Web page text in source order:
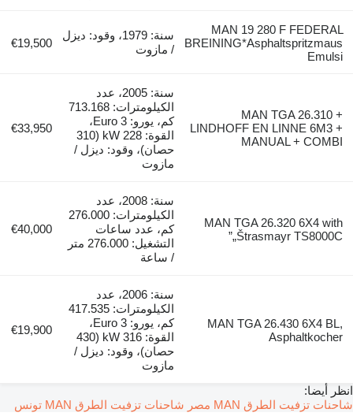
MAN 19 280 F FEDERAL
BREINING*Asphaltspritzmaus
Emulsi
سنة: 1979، وقود: ديزل
/ مازوت
€19,500
MAN TGA 26.310 +
LINDHOFF EN LINNE 6M3 +
MANUAL + COMBI
سنة: 2005، عدد
الكيلومترات: 713.168
كم، يورو: Euro 3،
القوة: 228 kW (310
حصان)، وقود: ديزل /
مازوت
€33,950
MAN TGA 26.320 6X4 with
„Štrasmayr TS8000C”
سنة: 2008، عدد
الكيلومترات: 276.000
كم، عدد ساعات
التشغيل: 276.000 متر
/ ساعة
€40,000
MAN TGA 26.430 6X4 BL,
Asphaltkocher
سنة: 2006، عدد
الكيلومترات: 417.535
كم، يورو: Euro 3،
القوة: 316 kW (430
حصان)، وقود: ديزل /
مازوت
€19,900
انظر أيضا:
شاحنات تزفيت الطرق MAN مصر
شاحنات تزفيت الطرق MAN تونس